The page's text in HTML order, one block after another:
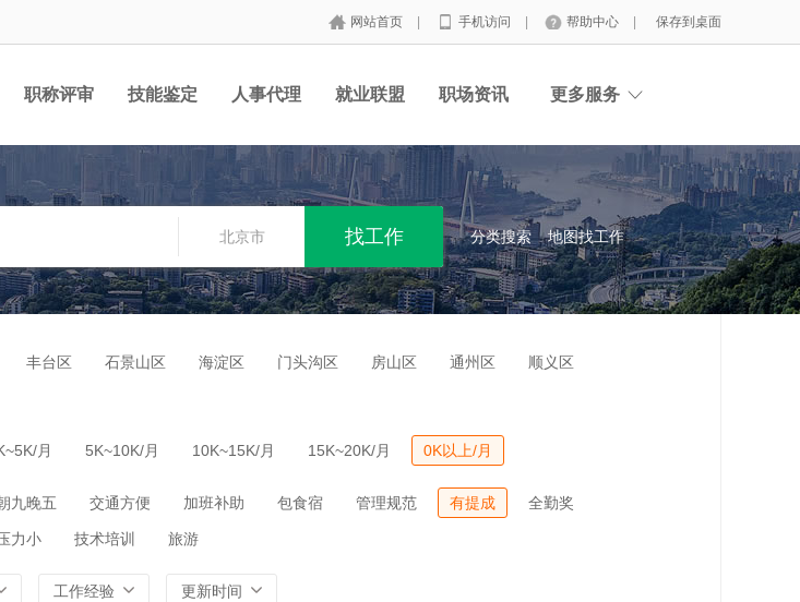
网站首页 手机访问 帮助中心 保存到桌面
职称评审 技能鉴定 人事代理 就业联盟 职场资讯 更多服务
北京市 分类搜索 地图找工作
丰台区 石景山区 海淀区 门头沟区 房山区 通州区 顺义区
月 5K~10K/月 10K~15K/月 15K~20K/月 0K以上/月
九晚五 交通方便 加班补助 包食宿 管理规范 有提成 全勤奖
力小 技术培训 旅游
工作经验 更新时间